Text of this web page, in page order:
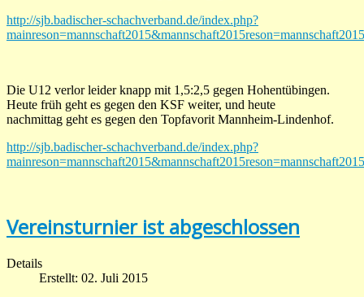
http://sjb.badischer-schachverband.de/index.php?
Die U12 verlor leider knapp mit 1,5:2,5 gegen Hohentübingen.
Heute früh geht es gegen den KSF weiter, und heute
nachmittag geht es gegen den Topfavorit Mannheim-Lindenhof.
http://sjb.badischer-schachverband.de/index.php?
Vereinsturnier ist abgeschlossen
Details
Erstellt: 02. Juli 2015